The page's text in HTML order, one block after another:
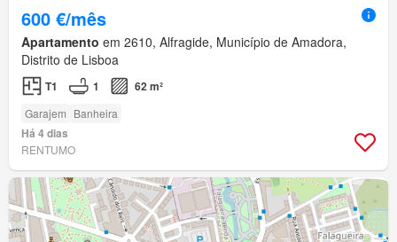
600 €/mês
Apartamento em 2610, Alfragide, Município de Amadora,
Distrito de Lisboa
T1 1 62 m²
Garajem Banheira
Há 4 dias
RENTUMO